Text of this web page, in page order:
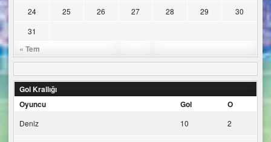
« Tem
24
25 26 27 28 29
30
31
Gol Krallığı
Oyuncu
Gol O
Deniz 10 2